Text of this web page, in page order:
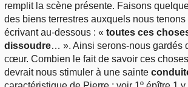
remplit la scène présente. Faisons
des biens terrestres auxquels nous tenons
écrivant au-dessous : « toutes ces
dissoudre… ». Ainsi serons-nous gardés
cœur. Combien le fait de savoir ces
devrait nous stimuler à une sainte